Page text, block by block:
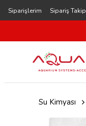
Siparişlerim Sipariş Takip
Su Kimyası